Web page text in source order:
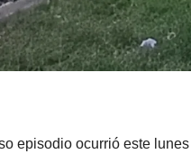
episodio ocurrió este